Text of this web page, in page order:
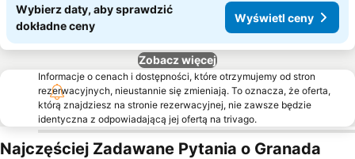
Wybierz daty, aby sprawdzić
dokładne ceny
Wyświetl ceny
Zobacz więcej
Informacje o cenach i dostępności, które otrzymujemy od stron
rezerwacyjnych, nieustannie się zmieniają. To oznacza, że oferta,
którą znajdziesz na stronie rezerwacyjnej, nie zawsze będzie
identyczna z odpowiadającą jej ofertą na trivago.
Najczęściej Zadawane Pytania o Granada